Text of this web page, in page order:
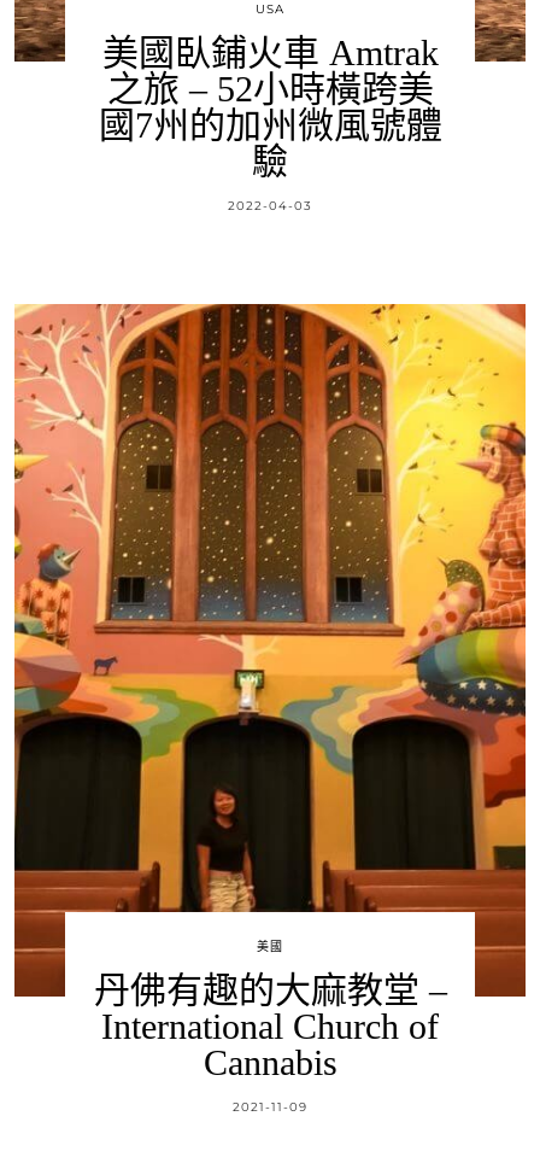
USA
美國臥鋪火車 Amtrak
之旅 – 52小時橫跨美
國7州的加州微風號體
驗
2022-04-03
美國
丹佛有趣的大麻教堂 –
International Church of
Cannabis
2021-11-09